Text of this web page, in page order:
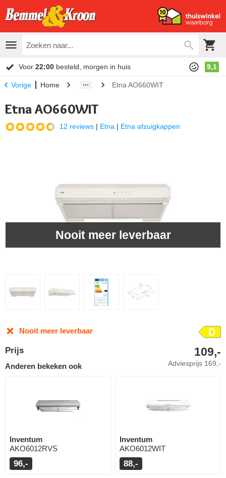
Voor 22:00 besteld, morgen in huis 9,1
Vorige Home Etna AO660WIT
Etna AO660WIT
12 reviews | Etna | Etna afzuigkappen
Nooit meer leverbaar
Nooit meer leverbaar D
Prijs
Adviesprijs 169,-
109,-
Anderen bekeken ook
Inventum
AKO6012RVS
96,-
Inventum
AKO6012WIT
88,-